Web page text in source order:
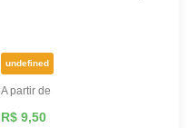
undefined
A partir de
R$ 9,50